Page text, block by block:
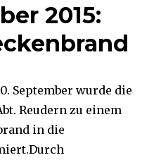
2015:
September wurde die
Reudern zu einem
in die